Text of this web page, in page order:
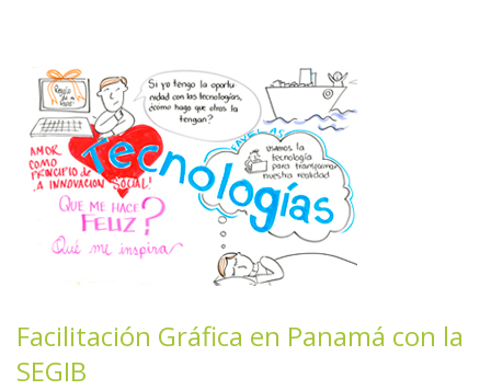
Facilitación Gráfica en Panamá con la
SEGIB